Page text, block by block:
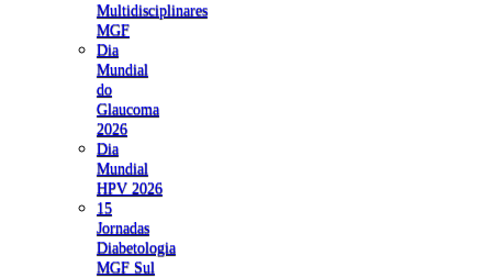
Multidisciplinares
MGF
Dia
Mundial
do
Glaucoma
2026
Dia
Mundial
HPV 2026
15
Jornadas
Diabetologia
MGF Sul